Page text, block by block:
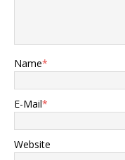
Name*
E-Mail*
Website